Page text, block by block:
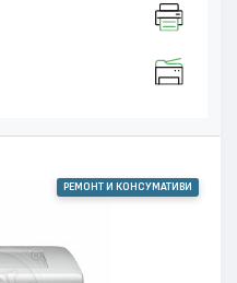
РЕМОНТ И КОНСУМАТИВИ